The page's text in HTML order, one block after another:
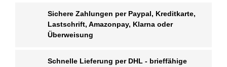
Sichere Zahlungen per Paypal, Kreditkarte,
Lastschrift, Amazonpay, Klarna oder
Überweisung
Schnelle Lieferung per DHL - brieffähige